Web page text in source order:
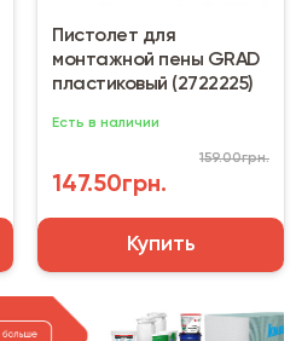
Пистолет для
монтажной пены GRAD
пластиковый (2722225)
Есть в наличии
147.50грн.
159.00грн.
Купить